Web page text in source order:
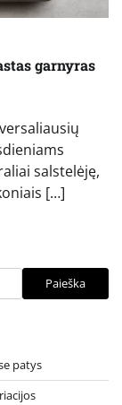
garnyras
salstelėję,
[…]
Paieška
patys